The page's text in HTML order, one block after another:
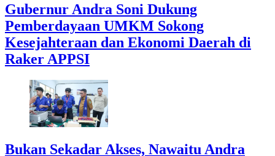
Gubernur Andra Soni Dukung
Pemberdayaan UMKM Sokong
Kesejahteraan dan Ekonomi Daerah di
Raker APPSI
Bukan Sekadar Akses, Nawaitu Andra